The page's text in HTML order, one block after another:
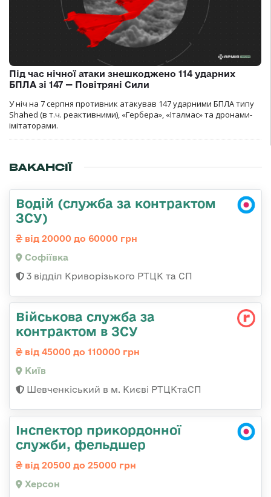
Під час нічної атаки знешкоджено 114 ударних
БПЛА зі 147 — Повітряні Сили
У ніч на 7 серпня противник атакував 147 ударними БПЛА типу
Shahed (в т.ч. реактивними), «Гербера», «Італмас» та дронами-
імітаторами.
ВАКАНСІЇ
Водій (служба за контрактом
ЗСУ)
від 20000 до 60000 грн
Софіївка
3 відділ Криворізького РТЦК та СП
Військова служба за
контрактом в ЗСУ
від 45000 до 110000 грн
Київ
Шевченкіський в м. Києві РТЦКтаСП
Інспектор прикордонної
служби, фельдшер
від 20500 до 25000 грн
Херсон